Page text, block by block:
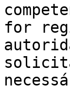
for